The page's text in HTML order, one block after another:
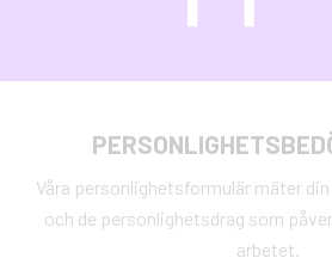
Våra personlighetsformulär mäter
och de personlighetsdrag som
arbetet.